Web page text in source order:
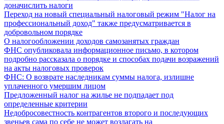
доначислить налоги
Переход на новый специальный налоговый режим "Налог на
профессиональный доход" также предусматривается в
добровольном порядке
О налогообложении доходов самозанятых граждан
ФНС опубликовала информационное письмо, в котором
подробно рассказала о порядке и способах подачи возражений
на акты налоговых проверок
ФНС: О возврате наследникам суммы налога, излишне
уплаченного умершим лицом
Предложенный налог на жилье не подпадает под
определенные критерии
Недобросовестность контрагентов второго и последующих
звеньев сама по себе не может возлагать на